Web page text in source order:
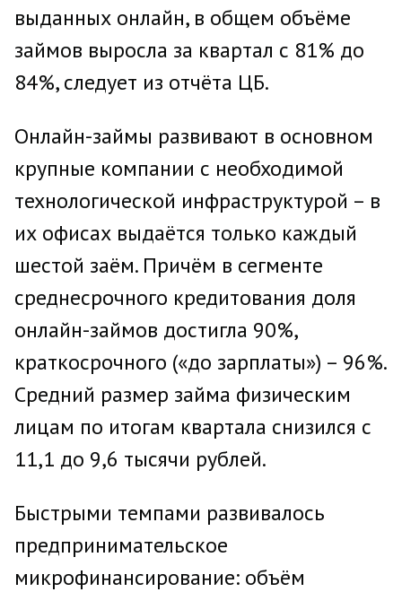
выданных онлайн, в общем объёме
займов выросла за квартал с 81% до
84%, следует из отчёта ЦБ.
Онлайн-займы развивают в основном
крупные компании с необходимой
технологической инфраструктурой – в
их офисах выдаётся только каждый
шестой заём. Причём в сегменте
среднесрочного кредитования доля
онлайн-займов достигла 90%,
краткосрочного («до зарплаты») – 96%.
Средний размер займа физическим
лицам по итогам квартала снизился с
11,1 до 9,6 тысячи рублей.
Быстрыми темпами развивалось
предпринимательское
микрофинансирование: объём